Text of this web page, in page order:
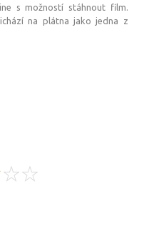
s možností stáhnout film.
na plátna jako jedna z